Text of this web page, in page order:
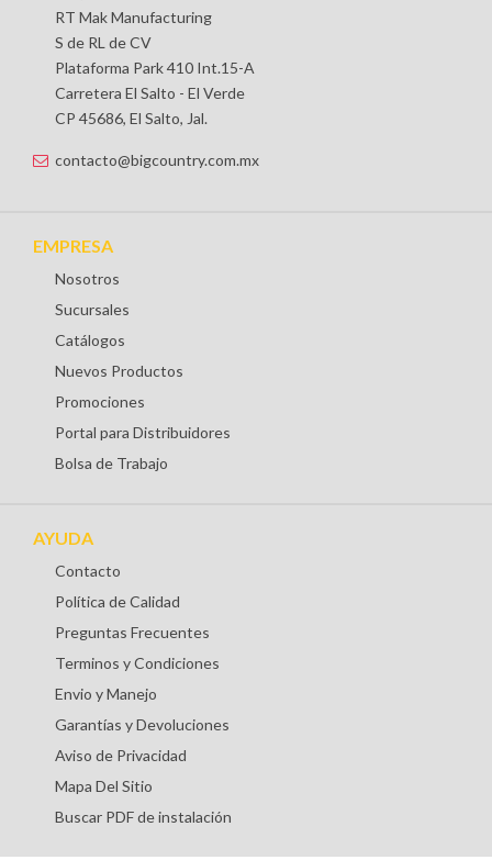
RT Mak Manufacturing
S de RL de CV
Plataforma Park 410 Int.15-A
Carretera El Salto - El Verde
CP 45686, El Salto, Jal.
contacto@bigcountry.com.mx
EMPRESA
Nosotros
Sucursales
Catálogos
Nuevos Productos
Promociones
Portal para Distribuidores
Bolsa de Trabajo
AYUDA
Contacto
Política de Calidad
Preguntas Frecuentes
Terminos y Condiciones
Envio y Manejo
Garantías y Devoluciones
Aviso de Privacidad
Mapa Del Sitio
Buscar PDF de instalación